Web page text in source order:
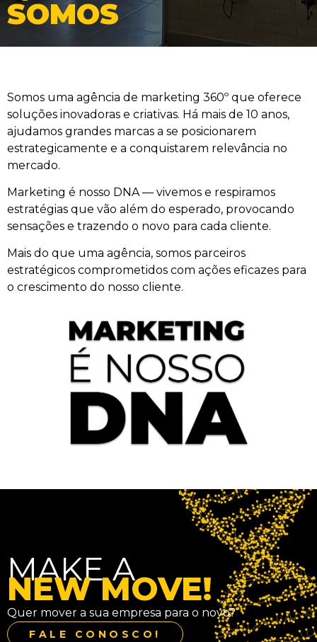
SOMOS
Somos uma agência de marketing 360º que oferece
soluções inovadoras e criativas. Há mais de 10 anos,
ajudamos grandes marcas a se posicionarem
estrategicamente e a conquistarem relevância no
mercado.
Marketing é nosso DNA — vivemos e respiramos
estratégias que vão além do esperado, provocando
sensações e trazendo o novo para cada cliente.
Mais do que uma agência, somos parceiros
estratégicos comprometidos com ações eficazes para
o crescimento do nosso cliente.
MAKE A
NEW MOVE!
Quer mover a sua empresa para o novo?
FALE CONOSCO!